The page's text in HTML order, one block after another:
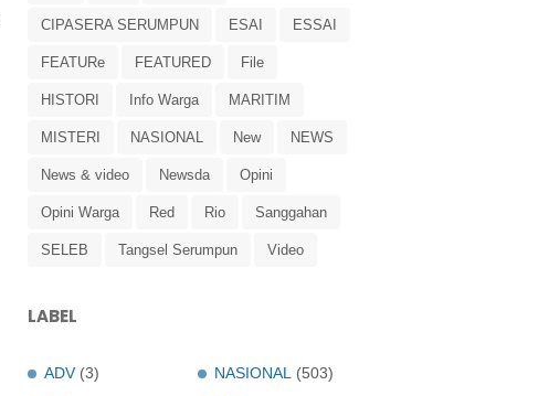
CIPASERA SERUMPUN ESAI ESSAI
FEATURe FEATURED File
HISTORI Info Warga MARITIM
MISTERI NASIONAL New NEWS
News & video Newsda Opini
Opini Warga Red Rio Sanggahan
SELEB Tangsel Serumpun Video
LABEL
ADV (3)
NASIONAL
(503)